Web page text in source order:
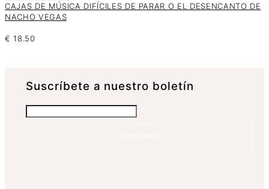
CAJAS DE MÚSICA DIFÍCILES DE PARAR O EL DESENCANTO DE
NACHO VEGAS
€ 18.50
Suscrí­bete a nuestro boletín